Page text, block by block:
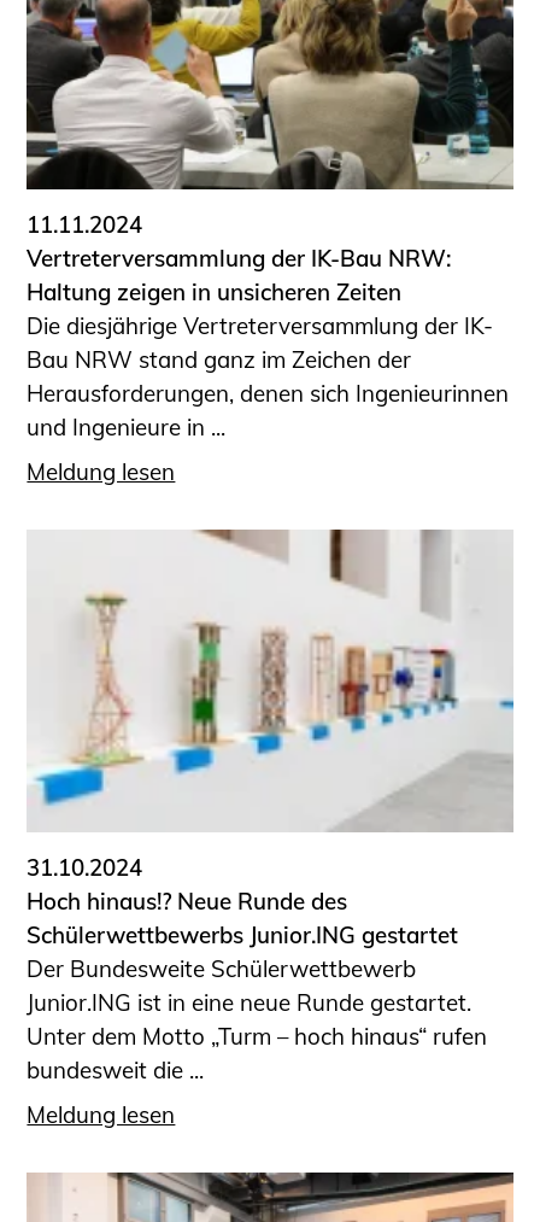
11.11.2024
Vertreterversammlung der IK-Bau NRW:
Haltung zeigen in unsicheren Zeiten
Die diesjährige Vertreterversammlung der IK-
Bau NRW stand ganz im Zeichen der
Herausforderungen, denen sich Ingenieurinnen
und Ingenieure in ...
Meldung lesen
31.10.2024
Hoch hinaus!? Neue Runde des
Schülerwettbewerbs Junior.ING gestartet
Der Bundesweite Schülerwettbewerb
Junior.ING ist in eine neue Runde gestartet.
Unter dem Motto „Turm – hoch hinaus“ rufen
bundesweit die ...
Meldung lesen